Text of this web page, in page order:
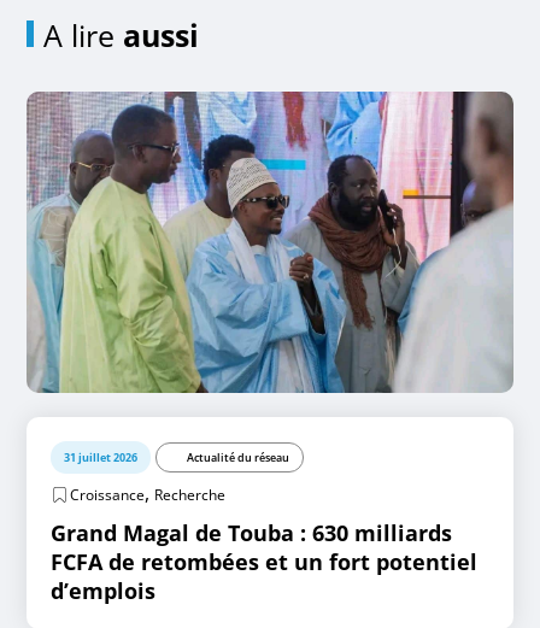
A lire aussi
31 juillet 2026 Actualité du réseau
Croissance, Recherche
Grand Magal de Touba : 630 milliards
FCFA de retombées et un fort potentiel
d’emplois